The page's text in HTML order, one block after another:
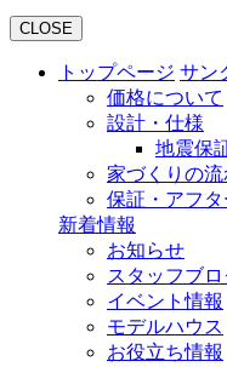
CLOSE
トップページ サン
価格について
設計・仕様
地震保
家づくりの流
保証・アフタ
新着情報
お知らせ
スタッフブ
イベント情報
モデルハウス
お役立ち情報